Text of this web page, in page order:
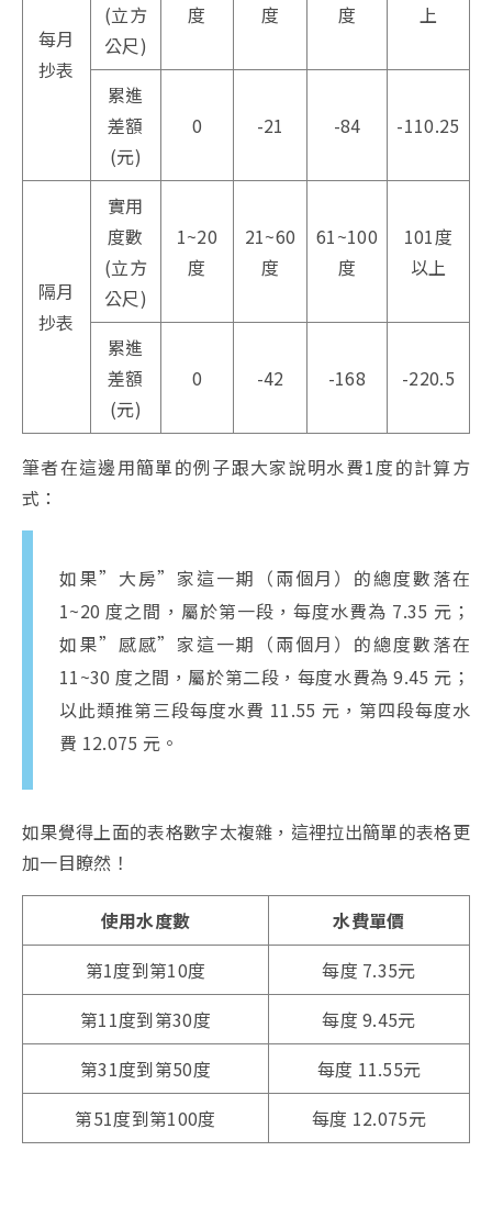
每月
抄表
(立方
公尺)
度
度
度
上
累進
差額
(元)
0 -21 -84 -110.25
隔月
抄表
實用
度數
(立方
公尺)
1~20
度
21~60
度
61~100
度
101度
以上
累進
差額
(元)
0 -42 -168 -220.5
筆者在這邊用簡單的例子跟大家說明水費1度的計算方
式：
如果”大房”家這一期（兩個月）的總度數落在
1~20 度之間，屬於第一段，每度水費為 7.35 元；
如果”感感”家這一期（兩個月）的總度數落在
11~30 度之間，屬於第二段，每度水費為 9.45 元；
以此類推第三段每度水費 11.55 元，第四段每度水
費 12.075 元。
如果覺得上面的表格數字太複雜，這裡拉出簡單的表格更
加一目瞭然！
使用水度數
水費單價
第1度到第10度
每度 7.35元
第11度到第30度
每度 9.45元
第31度到第50度
每度 11.55元
第51度到第100度
每度 12.075元